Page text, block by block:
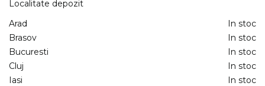
Localitate depozit
Arad
In stoc
Brasov
In stoc
Bucuresti
In stoc
Cluj
In stoc
Iasi
In stoc